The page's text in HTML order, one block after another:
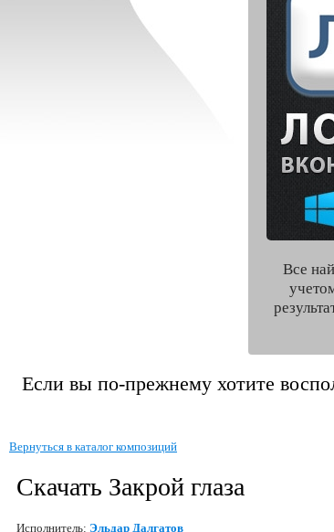
Все
Если вы по-прежнему хотите
Вернуться в каталог композиций
Скачать Закрой глаза
Исполнитель: Эльдар Далгатов